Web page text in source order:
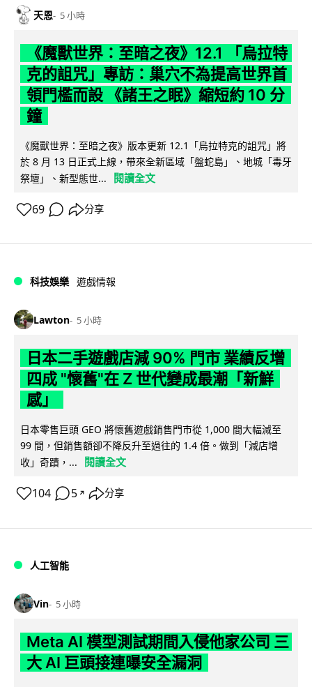
天恩 5 小時
《魔獸世界：至暗之夜》12.1 「烏拉特
克的詛咒」專訪：巢穴不為提高世界首
領門檻而設 《諸王之眠》縮短約 10 分
鐘
《魔獸世界：至暗之夜》版本更新 12.1「烏拉特克的詛咒」將
於 8 月 13 日正式上線，帶來全新區域「盤蛇島」、地城「毒牙
祭壇」、新型態世...
閱讀全文
69 分享
科技娛樂 遊戲情報
Lawton 5 小時
日本二手遊戲店減 90% 門市 業績反增
四成 "懷舊"在 Z 世代變成最潮「新鮮
感」
日本零售巨頭 GEO 將懷舊遊戲銷售門市從 1,000 間大幅減至
99 間，但銷售額卻不降反升至過往的 1.4 倍。做到「減店增
收」奇蹟，...
閱讀全文
104 5 ↗ 分享
人工智能
Vin 5 小時
Meta AI 模型測試期間入侵他家公司 三
大 AI 巨頭接連曝安全漏洞